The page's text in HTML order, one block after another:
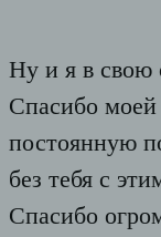
Ну и я в свою
Спасибо
постоянную
без тебя с
Спасибо